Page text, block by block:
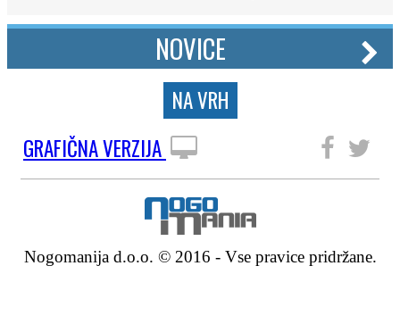
NOVICE
NA VRH
GRAFIČNA VERZIJA
Nogomanija d.o.o. © 2016 - Vse pravice pridržane.